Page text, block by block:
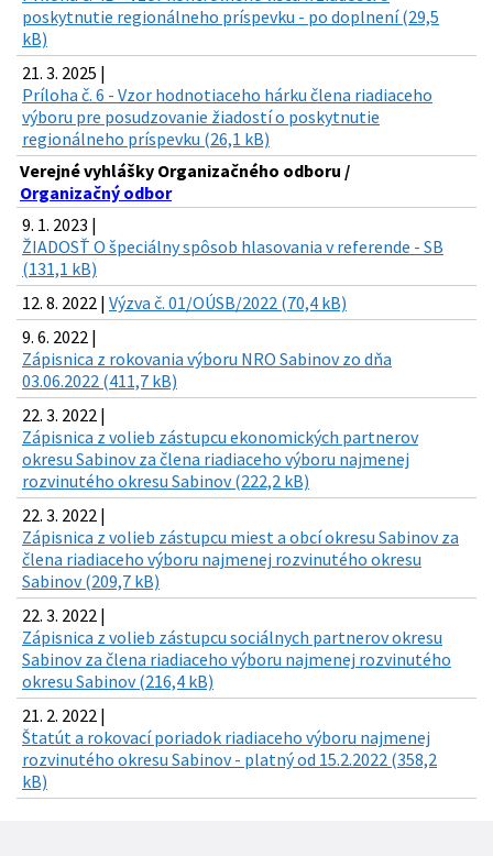
poskytnutie regionálneho príspevku - po doplnení (29,5
kB)
21. 3. 2025 |
Príloha č. 6 - Vzor hodnotiaceho hárku člena riadiaceho
výboru pre posudzovanie žiadostí o poskytnutie
regionálneho príspevku (26,1 kB)
Verejné vyhlášky Organizačného odboru /
Organizačný odbor
9. 1. 2023 |
ŽIADOSŤ O špeciálny spôsob hlasovania v referende - SB
(131,1 kB)
12. 8. 2022 | Výzva č. 01/OÚSB/2022 (70,4 kB)
9. 6. 2022 |
Zápisnica z rokovania výboru NRO Sabinov zo dňa
03.06.2022 (411,7 kB)
22. 3. 2022 |
Zápisnica z volieb zástupcu ekonomických partnerov
okresu Sabinov za člena riadiaceho výboru najmenej
rozvinutého okresu Sabinov (222,2 kB)
22. 3. 2022 |
Zápisnica z volieb zástupcu miest a obcí okresu Sabinov za
člena riadiaceho výboru najmenej rozvinutého okresu
Sabinov (209,7 kB)
22. 3. 2022 |
Zápisnica z volieb zástupcu sociálnych partnerov okresu
Sabinov za člena riadiaceho výboru najmenej rozvinutého
okresu Sabinov (216,4 kB)
21. 2. 2022 |
Štatút a rokovací poriadok riadiaceho výboru najmenej
rozvinutého okresu Sabinov - platný od 15.2.2022 (358,2
kB)